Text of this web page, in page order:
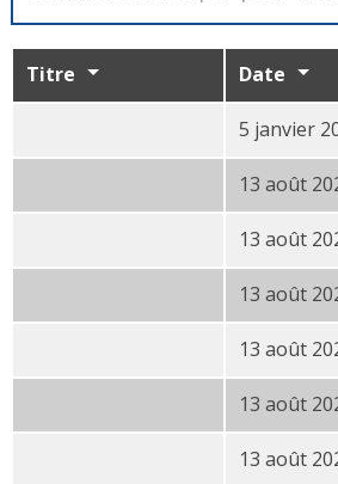
Titre Date
action du CDBG-DR-
5 janvier
action CDBG-DR -
13 août
Résumé de l'amendement 2 du
13 août
Résumé de l'amendement 2 du
13 août
amendement 2 du
13 août
amendement 2 du
13 août
Résumé de l'amendement 2 du
13 août